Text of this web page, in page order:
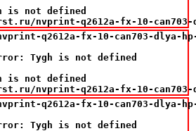
is not defined
nvprint-q2612a-fx-10-
q2612a-fx-10-can703-dlya-hp-lj-
Tygh is not defined
is not defined
nvprint-q2612a-fx-10-
q2612a-fx-10-can703-dlya-hp-lj-
Tygh is not defined